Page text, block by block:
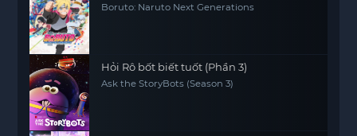
Boruto: Naruto Next Generations
Hỏi Rô bốt biết tuốt (Phần 3)
Ask the StoryBots (Season 3)